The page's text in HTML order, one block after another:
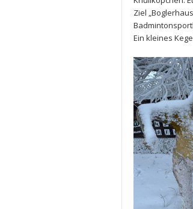
Ziel
Ein kleines